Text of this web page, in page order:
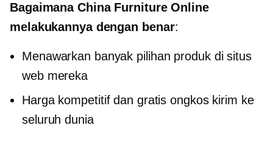
Bagaimana China Furniture Online
melakukannya dengan benar:
Menawarkan banyak pilihan produk di situs
web mereka
Harga kompetitif dan gratis ongkos kirim ke
seluruh dunia